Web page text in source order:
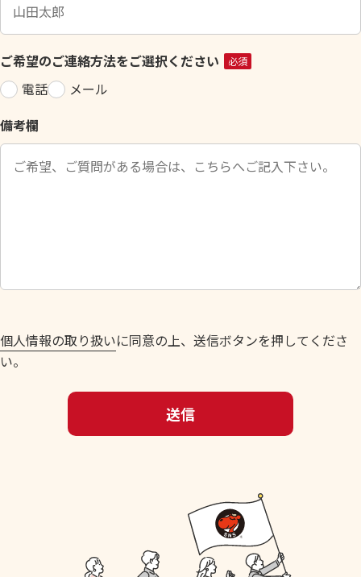
ィ
ー
ル
ド
空
の
だ
い
。
ご希望のご連絡方法をご選択ください 必須
電話
メール
備考欄
個人情報の取り扱いに同意の上、送信ボタンを押してくださ
い。